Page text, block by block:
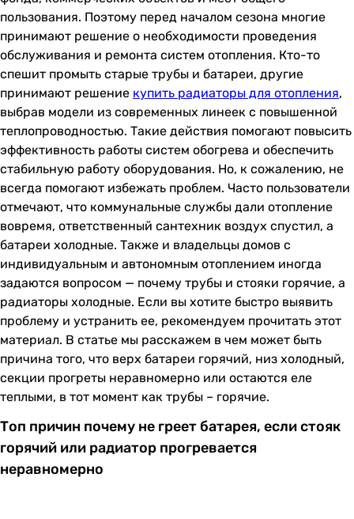
пользования. Поэтому перед началом сезона многие
принимают решение о необходимости проведения
обслуживания и ремонта систем отопления. Кто-то
спешит промыть старые трубы и батареи, другие
принимают решение купить радиаторы для отопления,
выбрав модели из современных линеек с повышенной
теплопроводностью. Такие действия помогают повысить
эффективность работы систем обогрева и обеспечить
стабильную работу оборудования. Но, к сожалению, не
всегда помогают избежать проблем. Часто пользователи
отмечают, что коммунальные службы дали отопление
вовремя, ответственный сантехник воздух спустил, а
батареи холодные. Также и владельцы домов с
индивидуальным и автономным отоплением иногда
задаются вопросом — почему трубы и стояки горячие, а
радиаторы холодные. Если вы хотите быстро выявить
проблему и устранить ее, рекомендуем прочитать этот
материал. В статье мы расскажем в чем может быть
причина того, что верх батареи горячий, низ холодный,
секции прогреты неравномерно или остаются еле
теплыми, в тот момент как трубы – горячие.
Топ причин почему не греет батарея, если стояк
горячий или радиатор прогревается
неравномерно